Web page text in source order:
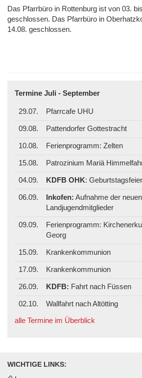
Das Pfarrbüro in Rottenburg ist von 03.
geschlossen. Das Pfarrbüro in
14.08. geschlossen.
Termine Juli - September
29.07. Pfarrcafe UHU
09.08. Pattendorfer Gottestracht
10.08. Ferienprogramm: Zelten
15.08. Patrozinium Mariä
04.09. KDFB OHK: Geburtstagsfeier
06.09. Inkofen: Aufnahme der neuen
Landjugendmitglieder
09.09.
Ferienprogramm:
Georg
15.09. Krankenkommunion
17.09. Krankenkommunion
26.09. KDFB: Fahrt nach Füssen
02.10.
Wallfahrt nach Altötting
alle Termine im Überblick
WICHTIGE LINKS: